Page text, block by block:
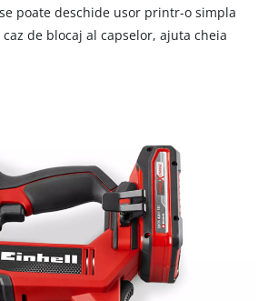
Powered by
Usercentrics Consent
Management Platform
poate deschide usor printr-o simpla
de blocaj al capselor, ajuta cheia